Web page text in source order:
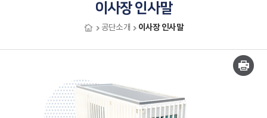
이사장 인사말
공단소개 이사장 인사말
이사장 인사말 시작